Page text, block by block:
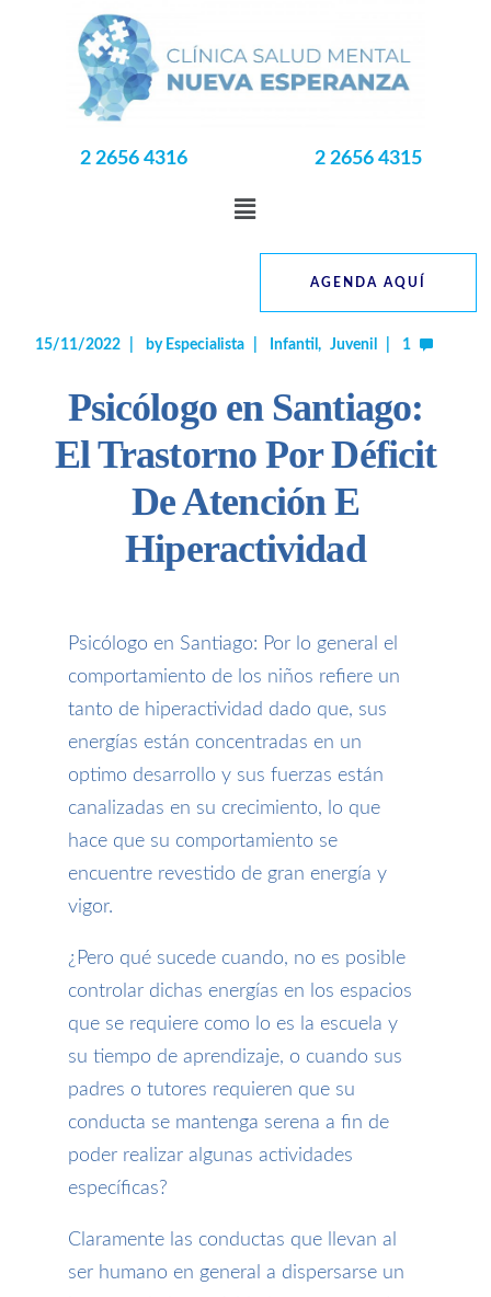
2 2656 4316 2 2656 4315
AGENDA AQUÍ
15/11/2022 by Especialista Infantil Juvenil 1
Psicólogo en Santiago:
El Trastorno Por Déficit
De Atención E
Hiperactividad
Psicólogo en Santiago: Por lo general el
comportamiento de los niños refiere un
tanto de hiperactividad dado que, sus
energías están concentradas en un
optimo desarrollo y sus fuerzas están
canalizadas en su crecimiento, lo que
hace que su comportamiento se
encuentre revestido de gran energía y
vigor.
¿Pero qué sucede cuando, no es posible
controlar dichas energías en los espacios
que se requiere como lo es la escuela y
su tiempo de aprendizaje, o cuando sus
padres o tutores requieren que su
conducta se mantenga serena a fin de
poder realizar algunas actividades
específicas?
Claramente las conductas que llevan al
ser humano en general a dispersarse un